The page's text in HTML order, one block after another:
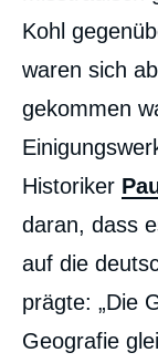
Kohl
waren sich
gekommen
Historiker
daran, dass
auf die
prägte: „Die
Geografie